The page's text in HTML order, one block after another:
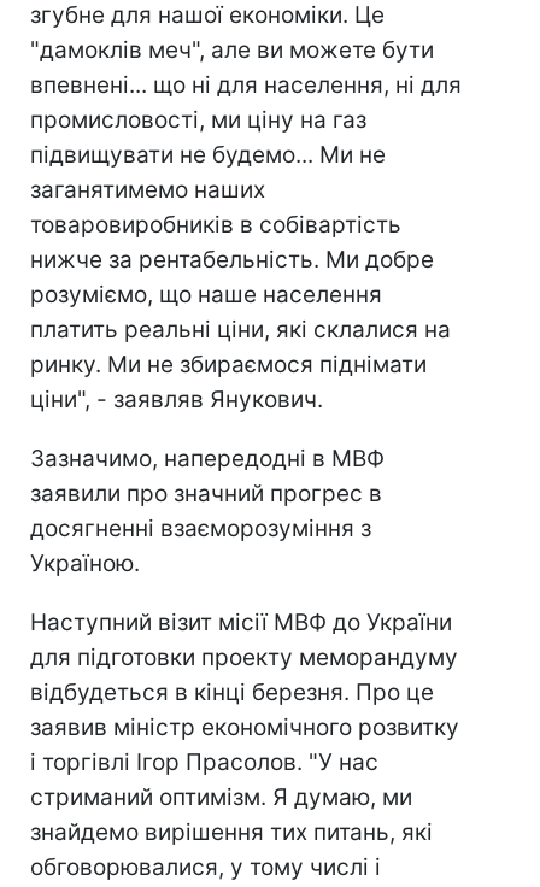
згубне для нашої економіки. Це
"дамоклів меч", але ви можете бути
впевнені... що ні для населення, ні для
промисловості, ми ціну на газ
підвищувати не будемо... Ми не
заганятимемо наших
товаровиробників в собівартість
нижче за рентабельність. Ми добре
розуміємо, що наше населення
платить реальні ціни, які склалися на
ринку. Ми не збираємося піднімати
ціни", - заявляв Янукович.
Зазначимо, напередодні в МВФ
заявили про значний прогрес в
досягненні взаєморозуміння з
Україною.
Наступний візит місії МВФ до України
для підготовки проекту меморандуму
відбудеться в кінці березня. Про це
заявив міністр економічного розвитку
і торгівлі Ігор Прасолов. "У нас
стриманий оптимізм. Я думаю, ми
знайдемо вирішення тих питань, які
обговорювалися, у тому числі і